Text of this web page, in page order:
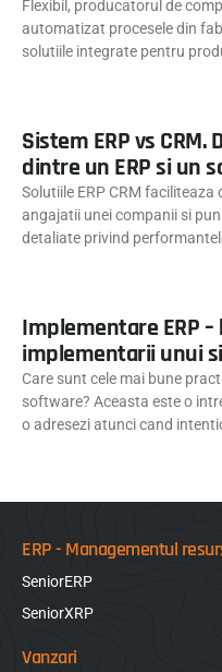
Flexibil, producatorul de
automatizat procesele din
solutiile integrate pentru
Sistem ERP vs
dintre un ERP si un
Solutiile ERP CRM
angajatii unei companii si
detaliate privind
Implementare ERP
implementarii unui
Care sunt cele mai bune
software? Aceasta este o
o adresezi atunci cand
ERP - Managementul
SeniorERP
SeniorXRP
Vanzari